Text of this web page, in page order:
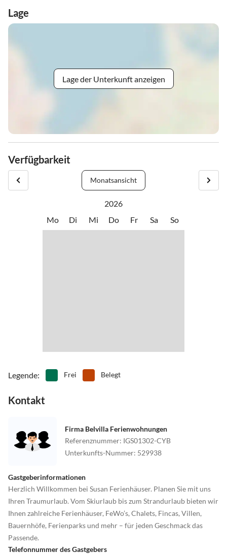
Lage
Lage der Unterkunft anzeigen
Verfügbarkeit
Monatsansicht
2026
Mo
Di Mi Do Fr Sa So
Legende: Frei Belegt
Kontakt
Firma Belvilla Ferienwohnungen
Referenznummer: IGS01302-CYB
Unterkunfts-Nummer: 529938
Gastgeberinformationen
Herzlich Willkommen bei Susan Ferienhäuser. Planen Sie mit uns
Ihren Traumurlaub. Vom Skiurlaub bis zum Strandurlaub bieten wir
Ihnen zahlreiche Ferienhäuser, FeWo’s, Chalets, Fincas, Villen,
Bauernhöfe, Ferienparks und mehr – für jeden Geschmack das
Passende.
Telefonnummer des Gastgebers